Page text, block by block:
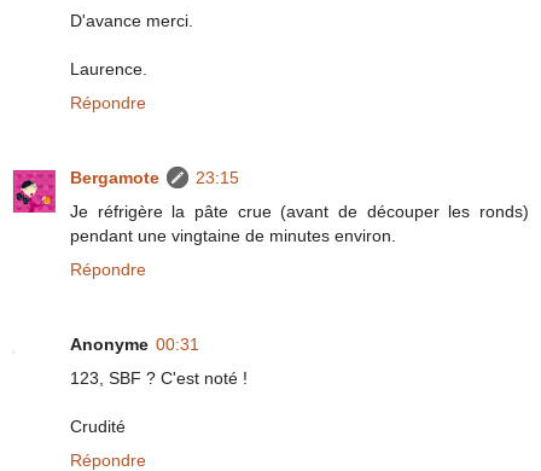
D'avance merci.
Laurence.
Répondre
Bergamote
23:15
Je réfrigère la pâte crue (avant de découper les ronds)
pendant une vingtaine de minutes environ.
Répondre
Anonyme 00:31
123, SBF ? C'est noté !
Crudité
Répondre